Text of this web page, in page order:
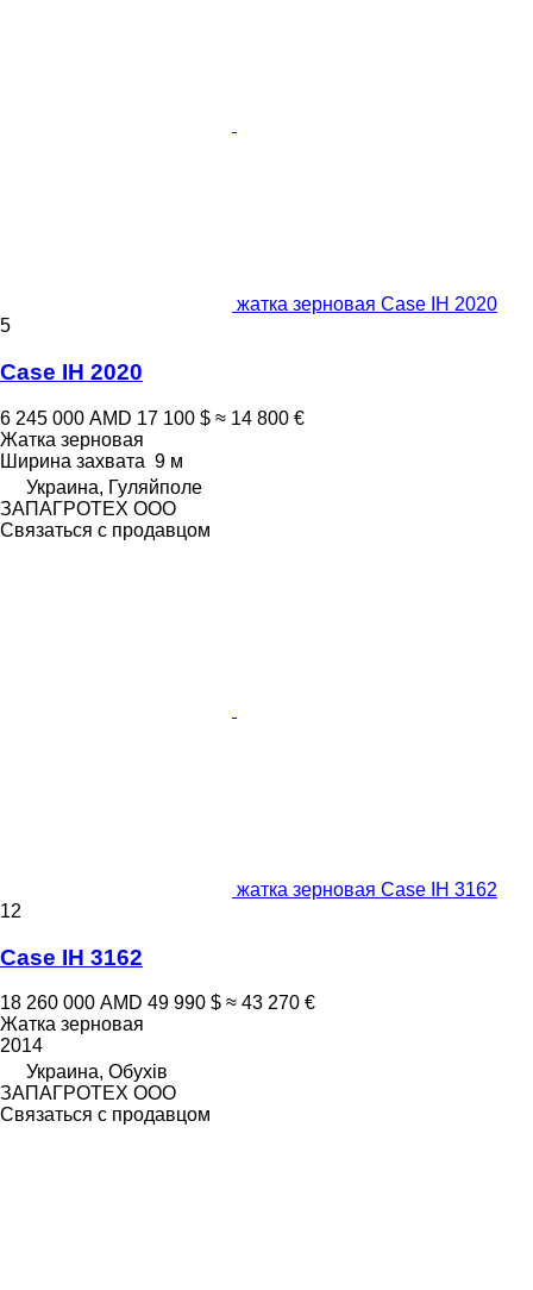
жатка зерновая Case IH 2020
5
Case IH 2020
6 245 000 AMD 17 100 $ ≈ 14 800 €
Жатка зерновая
Ширина захвата 9 м
Украина, Гуляйполе
ЗАПАГРОТЕХ ООО
Связаться с продавцом
жатка зерновая Case IH 3162
12
Case IH 3162
18 260 000 AMD 49 990 $ ≈ 43 270 €
Жатка зерновая
2014
Украина, Обухів
ЗАПАГРОТЕХ ООО
Связаться с продавцом